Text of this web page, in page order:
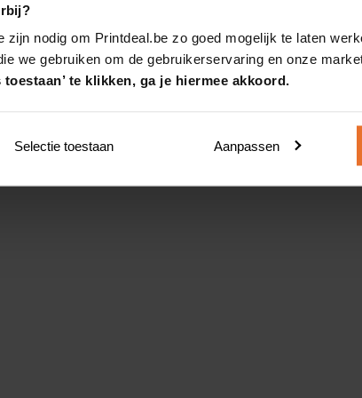
zijn nodig om Printdeal.be zo goed mogelijk te laten
we gebruiken om de gebruikerservaring en onze
te klikken, ga je hiermee akkoord.
Selectie toestaan Aanpassen